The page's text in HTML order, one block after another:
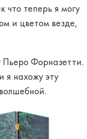
что теперь я могу
и цветом везде,
Пьеро Форназетти.
я нахожу эту